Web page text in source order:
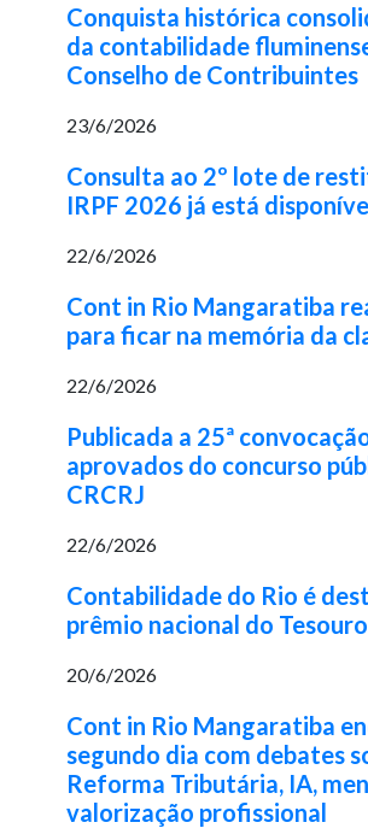
Conquista histórica
da contabilidade
Conselho de Contribuintes
23/6/2026
Consulta ao 2º lote de
IRPF 2026 já está
22/6/2026
Cont in Rio Mangaratiba
para ficar na memória da
22/6/2026
Publicada a 25ª
aprovados do concurso
CRCRJ
22/6/2026
Contabilidade do Rio é
prêmio nacional do Tesouro
20/6/2026
Cont in Rio Mangaratiba
segundo dia com debates
Reforma Tributária, IA,
valorização profissional